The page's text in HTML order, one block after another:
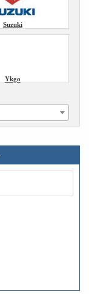
Suzuki
Ykgo